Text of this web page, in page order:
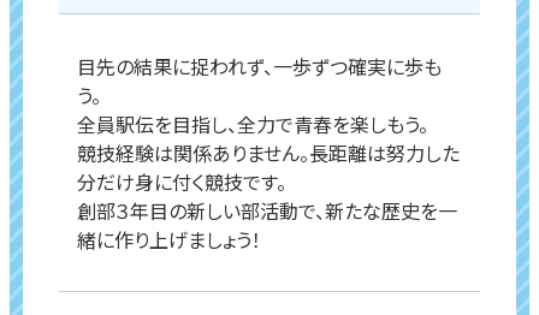
目先の結果に捉われず、一歩ずつ確実に歩も
う。
全員駅伝を目指し、全力で青春を楽しもう。
競技経験は関係ありません。長距離は努力した
分だけ身に付く競技です。
創部３年目の新しい部活動で、新たな歴史を一
緒に作り上げましょう！